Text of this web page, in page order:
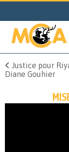
Justice pour
Diane Gouhier